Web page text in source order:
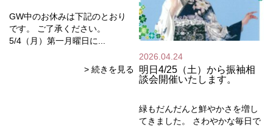
GW中のお休みは下記のとおり
です。 ご了承ください。
5/4（月）第一月曜日に...
> 続きを見る
2026.04.24
明日4/25（土）から振袖相
談会開催いたします。
緑もだんだんと鮮やかさを増し
てきました。 さわやかな毎日で